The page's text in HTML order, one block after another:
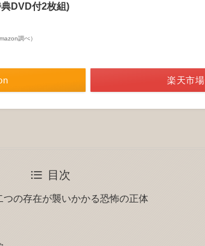
DVD付2枚組)
調べ）
楽天市場
目次
の存在が襲いかかる恐怖の正体